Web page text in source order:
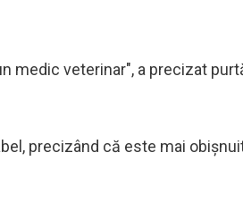
medic veterinar", a precizat
precizând că este mai